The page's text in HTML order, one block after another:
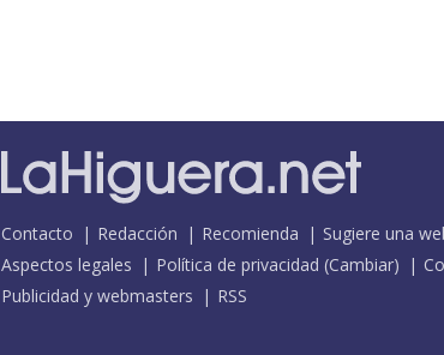
Contacto Redacción Recomienda
Sugiere una
Aspectos legales
Política de privacidad (Cambiar)
Publicidad y webmasters
RSS